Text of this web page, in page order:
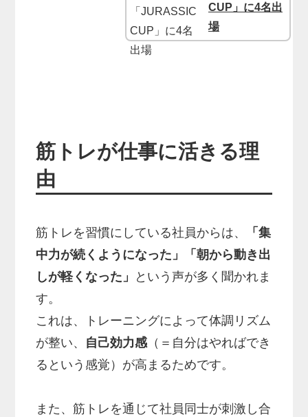
CUP」に4名出
場
筋トレが仕事に活きる理
由
筋トレを習慣にしている社員からは、
「集
中力が続くようになった」「朝から動き出
しが軽くなった」
という声が多く聞かれま
す。
これは、トレーニングによって体調リズム
が整い、 自己効力感（＝自分はやればでき
るという感覚）が高まるためです。
また、筋トレを通じて社員同士が刺激し合